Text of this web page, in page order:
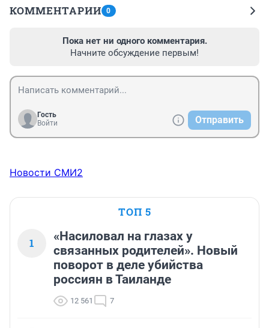
КОММЕНТАРИИ 0
Пока нет ни одного комментария.
Начните обсуждение первым!
Гость
Войти
Отправить
Новости СМИ2
ТОП 5
1
«Насиловал на глазах у
связанных родителей». Новый
поворот в деле убийства
россиян в Таиланде
12 561 7